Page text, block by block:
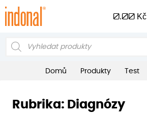
0.00 Kč
Products
Domů Produkty Test
Rubrika: Diagnózy